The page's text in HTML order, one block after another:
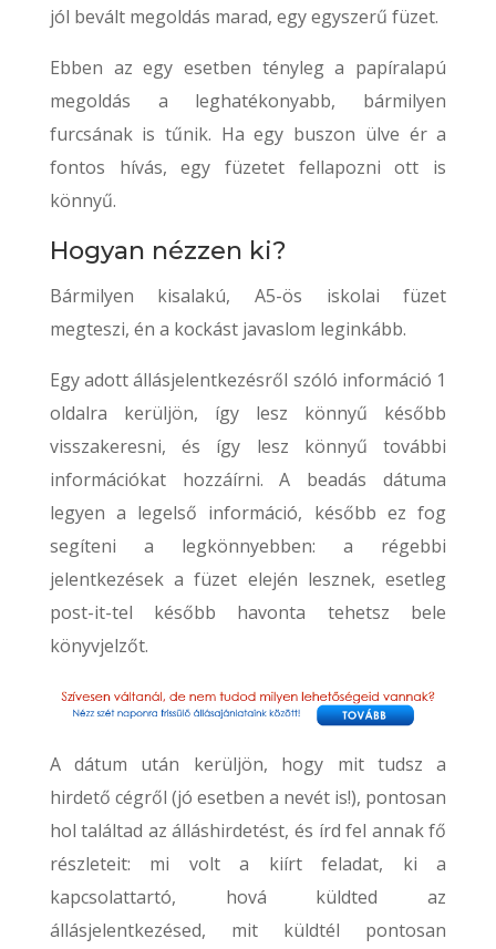
jól bevált megoldás marad, egy egyszerű füzet.
Ebben az egy esetben tényleg a papíralapú
megoldás a leghatékonyabb, bármilyen
furcsának is tűnik. Ha egy buszon ülve ér a
fontos hívás, egy füzetet fellapozni ott is
könnyű.
Hogyan nézzen ki?
Bármilyen kisalakú, A5-ös iskolai füzet
megteszi, én a kockást javaslom leginkább.
Egy adott állásjelentkezésről szóló információ 1
oldalra kerüljön, így lesz könnyű később
visszakeresni, és így lesz könnyű további
információkat hozzáírni. A beadás dátuma
legyen a legelső információ, később ez fog
segíteni a legkönnyebben: a régebbi
jelentkezések a füzet elején lesznek, esetleg
post-it-tel később havonta tehetsz bele
könyvjelzőt.
A dátum után kerüljön, hogy mit tudsz a
hirdető cégről (jó esetben a nevét is!), pontosan
hol találtad az álláshirdetést, és írd fel annak fő
részleteit: mi volt a kiírt feladat, ki a
kapcsolattartó, hová küldted az
állásjelentkezésed, mit küldtél pontosan